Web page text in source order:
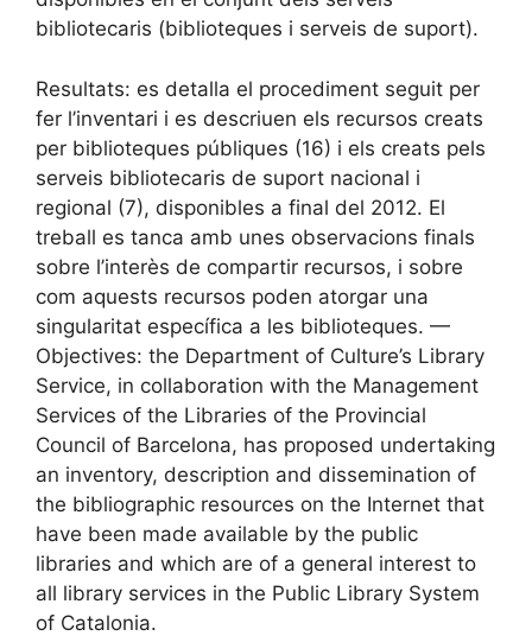
bibliotecaris (biblioteques i serveis de suport).
Resultats: es detalla el procediment seguit per
fer l’inventari i es descriuen els recursos creats
per biblioteques públiques (16) i els creats pels
serveis bibliotecaris de suport nacional i
regional (7), disponibles a final del 2012. El
treball es tanca amb unes observacions finals
sobre l’interès de compartir recursos, i sobre
com aquests recursos poden atorgar una
singularitat específica a les biblioteques. —
Objectives: the Department of Culture’s Library
Service, in collaboration with the Management
Services of the Libraries of the Provincial
Council of Barcelona, has proposed undertaking
an inventory, description and dissemination of
the bibliographic resources on the Internet that
have been made available by the public
libraries and which are of a general interest to
all library services in the Public Library System
of Catalonia.